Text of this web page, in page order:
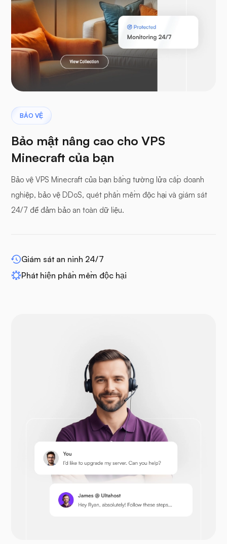
Laravel
Bảng đệm
WP-mở rộng
Opencart
Prestashop
BẢO VỆ
Bảo mật nâng cao cho VPS
Minecraft của bạn
Bảo vệ VPS Minecraft của bạn bằng tường lửa cấp doanh
nghiệp, bảo vệ DDoS, quét phần mềm độc hại và giám sát
24/7 để đảm bảo an toàn dữ liệu.
Giám sát an ninh 24/7
Phát hiện phần mềm độc hại